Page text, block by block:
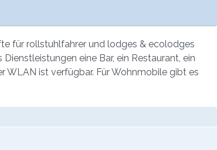
für rollstuhlfahrer und lodges & ecolodges
eine Bar, ein Restaurant, ein
ist verfügbar. Für Wohnmobile gibt es